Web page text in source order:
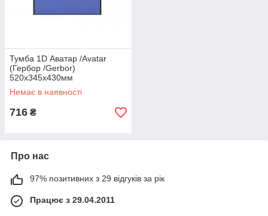
Тумба 1D Аватар /Avatar
(Гербор /Gerbor)
520х345х430мм
Немає в наявності
716 ₴
Про нас
97% позитивних з 29 відгуків за рік
Працює з 29.04.2011